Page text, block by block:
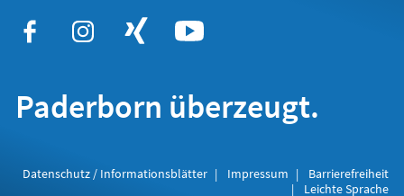
Paderborn überzeugt.
Datenschutz / Informationsblätter Impressum
Barrierefreiheit
Leichte Sprache